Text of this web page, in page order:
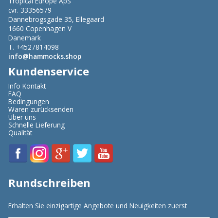
cvr. 33356579
Dannebrogsgade 35, Ellegaard
1660 Copenhagen V
Danemark
T. +4527814098
info@hammocks.shop
Kundenservice
Info Kontakt
FAQ
Bedingungen
Waren zurücksenden
Über uns
Schnelle Lieferung
Qualität
Rundschreiben
Erhalten Sie einzigartige Angebote und Neuigkeiten zuerst